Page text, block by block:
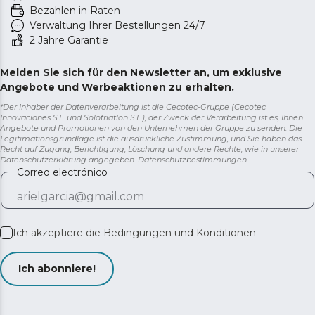
Bezahlen in Raten
Verwaltung Ihrer Bestellungen 24/7
2 Jahre Garantie
Melden Sie sich für den Newsletter an, um exklusive
Angebote und Werbeaktionen zu erhalten.
*Der Inhaber der Datenverarbeitung ist die Cecotec-Gruppe (Cecotec
Innovaciones S.L. und Solotriatlon S.L.), der Zweck der Verarbeitung ist es, Ihnen
Angebote und Promotionen von den Unternehmen der Gruppe zu senden. Die
Legitimationsgrundlage ist die ausdrückliche Zustimmung, und Sie haben das
Recht auf Zugang, Berichtigung, Löschung und andere Rechte, wie in unserer
Datenschutzerklärung angegeben. Datenschutzbestimmungen
Correo electrónico
Ich akzeptiere die Bedingungen und Konditionen
Ich abonniere!